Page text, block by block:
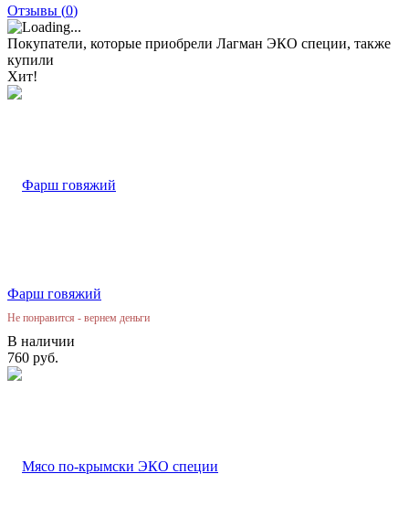
Отзывы (0)
Покупатели, которые приобрели Лагман ЭКО специи, также
купили
Хит!
Фарш говяжий
Не понравится - вернем деньги
В наличии
760 руб.